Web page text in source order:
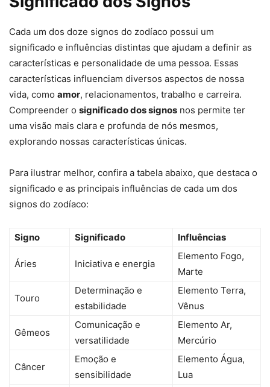
Cada um dos doze signos do zodíaco possui um
significado e influências distintas que ajudam a definir as
características e personalidade de uma pessoa. Essas
características influenciam diversos aspectos de nossa
vida, como amor, relacionamentos, trabalho e carreira.
Compreender o significado dos signos nos permite ter
uma visão mais clara e profunda de nós mesmos,
explorando nossas características únicas.
Para ilustrar melhor, confira a tabela abaixo, que destaca o
significado e as principais influências de cada um dos
signos do zodíaco:
Signo Significado Influências
Áries Iniciativa e energia
Elemento Fogo,
Marte
Touro
Determinação e
estabilidade
Elemento Terra,
Vênus
Gêmeos
Comunicação e
versatilidade
Elemento Ar,
Mercúrio
Câncer
Emoção e
sensibilidade
Elemento Água,
Lua